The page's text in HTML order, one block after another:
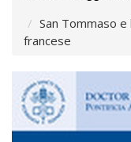
San Tommaso e
francese